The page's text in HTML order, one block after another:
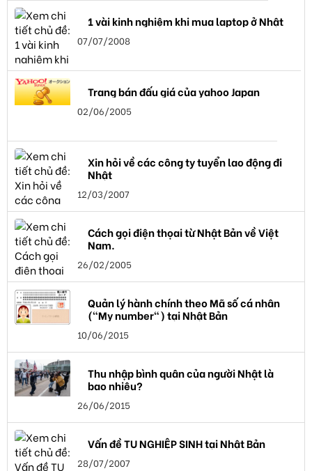
1 vài kinh nghiệm khi mua laptop ở Nhật
07/07/2008
Trang bán đấu giá của yahoo Japan
02/06/2005
Xin hỏi về các công ty tuyển lao động đi
Nhật
12/03/2007
Cách gọi điện thọai từ Nhật Bản về Việt
Nam.
26/02/2005
Quản lý hành chính theo Mã số cá nhân
("My number") tại Nhật Bản
10/06/2015
Thu nhập bình quân của người Nhật là
bao nhiêu?
26/06/2015
Vấn đề TU NGHIỆP SINH tại Nhật Bản
28/07/2007